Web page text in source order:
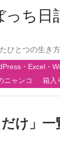
っち
ひとつの生き方
・Excel・
ニャンコ 箱入
け 」 一